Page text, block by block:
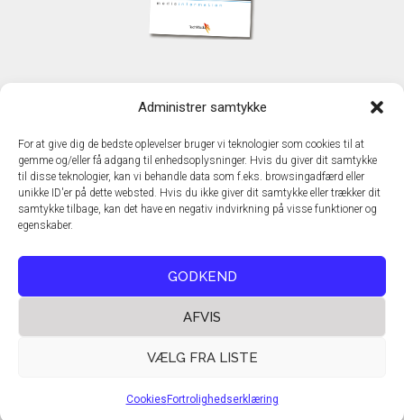
Administrer samtykke
For at give dig de bedste oplevelser bruger vi teknologier som cookies til at
gemme og/eller få adgang til enhedsoplysninger. Hvis du giver dit samtykke
til disse teknologier, kan vi behandle data som f.eks. browsingadfærd eller
unikke ID'er på dette websted. Hvis du ikke giver dit samtykke eller trækker dit
samtykke tilbage, kan det have en negativ indvirkning på visse funktioner og
egenskaber.
GODKEND
AFVIS
VÆLG FRA LISTE
Cookies Fortrolighedserklæring
TechMedia A/S
DK - 2600 Glostrup
www.techmedia.dk
Telefon: +45 43 24 26 28
E-mail:info@techmedia.dk